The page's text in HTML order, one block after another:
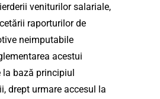
veniturilor salariale,
raporturilor de
neimputabile
acestui
la bază principiul
drept urmare accesul la